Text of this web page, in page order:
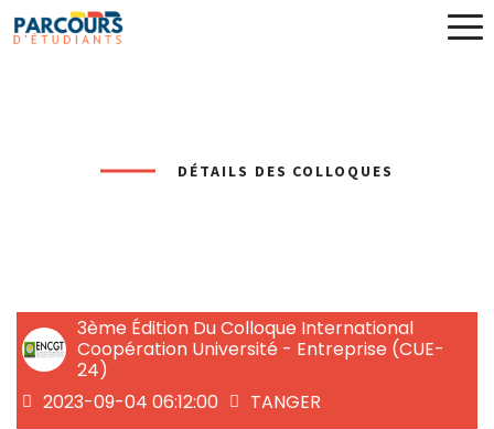
DÉTAILS DES COLLOQUES
3ème Édition Du Colloque International
Coopération Université - Entreprise (CUE-
24)
2023-09-04 06:12:00
TANGER